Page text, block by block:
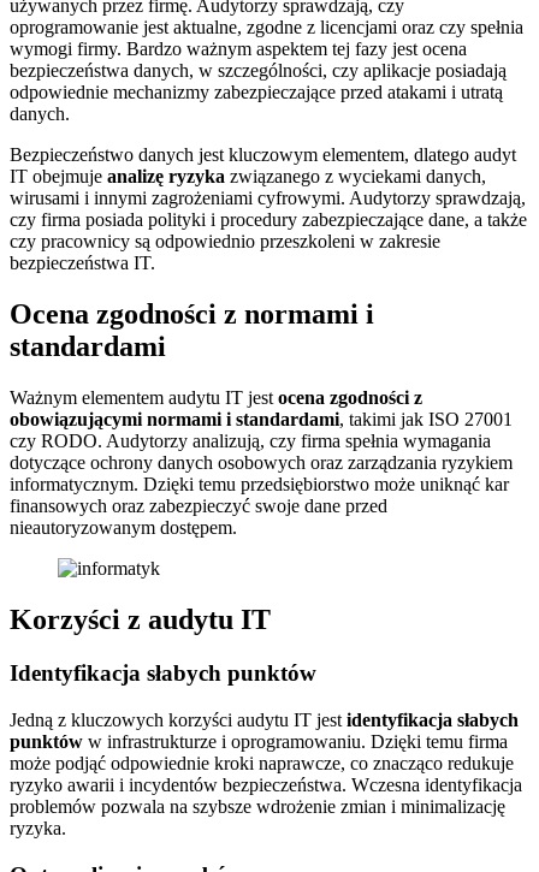
używanych przez firmę. Audytorzy sprawdzają, czy
oprogramowanie jest aktualne, zgodne z licencjami oraz czy spełnia
wymogi firmy. Bardzo ważnym aspektem tej fazy jest ocena
bezpieczeństwa danych, w szczególności, czy aplikacje posiadają
odpowiednie mechanizmy zabezpieczające przed atakami i utratą
danych.
Bezpieczeństwo danych jest kluczowym elementem, dlatego audyt
IT obejmuje analizę ryzyka związanego z wyciekami danych,
wirusami i innymi zagrożeniami cyfrowymi. Audytorzy sprawdzają,
czy firma posiada polityki i procedury zabezpieczające dane, a także
czy pracownicy są odpowiednio przeszkoleni w zakresie
bezpieczeństwa IT.
Ocena zgodności z normami i
standardami
Ważnym elementem audytu IT jest ocena zgodności z
obowiązującymi normami i standardami, takimi jak ISO 27001
czy RODO. Audytorzy analizują, czy firma spełnia wymagania
dotyczące ochrony danych osobowych oraz zarządzania ryzykiem
informatycznym. Dzięki temu przedsiębiorstwo może uniknąć kar
finansowych oraz zabezpieczyć swoje dane przed
nieautoryzowanym dostępem.
Korzyści z audytu IT
Identyfikacja słabych punktów
Jedną z kluczowych korzyści audytu IT jest identyfikacja słabych
punktów w infrastrukturze i oprogramowaniu. Dzięki temu firma
może podjąć odpowiednie kroki naprawcze, co znacząco redukuje
ryzyko awarii i incydentów bezpieczeństwa. Wczesna identyfikacja
problemów pozwala na szybsze wdrożenie zmian i minimalizację
ryzyka.